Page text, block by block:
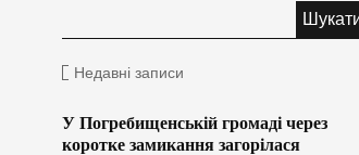
Недавні записи
У Погребищенській громаді через
коротке замикання загорілася